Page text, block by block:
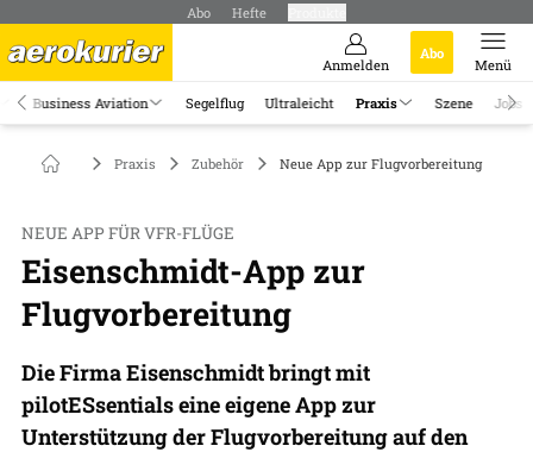
Abo Hefte
Anmelden
Abo
Menü
Business Aviation Segelflug Ultraleicht Praxis Szene Jobs
Praxis Zubehör Neue App zur Flugvorbereitung
NEUE APP FÜR VFR-FLÜGE
Eisenschmidt-App zur
Flugvorbereitung
Die Firma Eisenschmidt bringt mit
pilotESsentials eine eigene App zur
Unterstützung der Flugvorbereitung auf den